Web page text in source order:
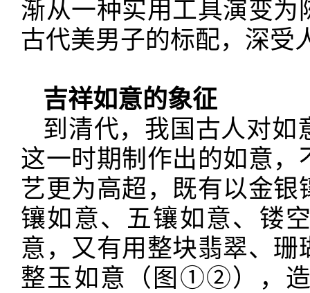
渐从一种实用工具演变
古代美男子的标配，深受
吉祥如意的象征
到清代，我国古人对如
这一时期制作出的如意
艺更为高超，既有以金
镶如意、五镶如意、镂
意，又有用整块翡翠、
整玉如意（图 ①②），造